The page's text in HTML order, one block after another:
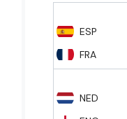
ESP
FRA
NED